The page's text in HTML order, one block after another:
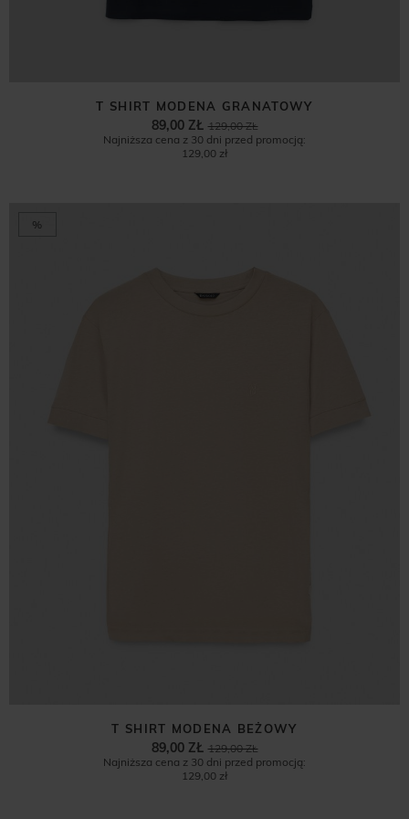
T SHIRT MODENA GRANATOWY
129,00 ZŁ
89,00 ZŁ
Najniższa cena z 30 dni przed promocją:
129,00 zł
%
T SHIRT MODENA BEŻOWY
129,00 ZŁ
89,00 ZŁ
Najniższa cena z 30 dni przed promocją:
129,00 zł